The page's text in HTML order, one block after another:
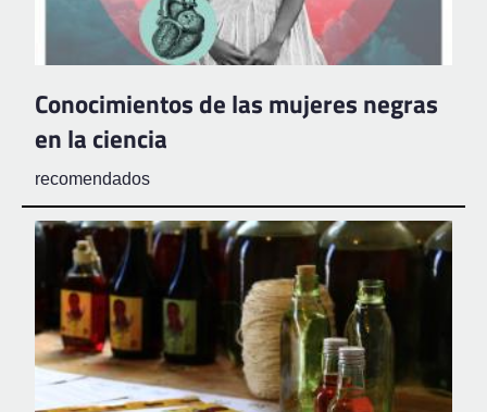
Conocimientos de las mujeres negras
en la ciencia
recomendados